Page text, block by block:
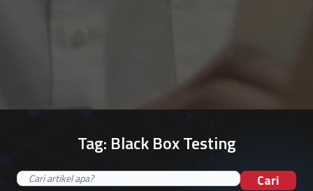
Tag: Black Box Testing
Cari